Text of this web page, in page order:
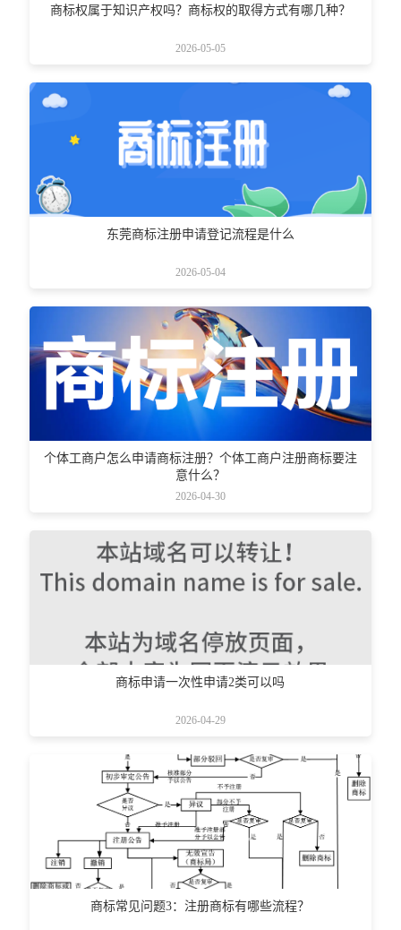
商标权属于知识产权吗？商标权的取得方式有哪几种？
2026-05-05
东莞商标注册申请登记流程是什么
2026-05-04
个体工商户怎么申请商标注册？个体工商户注册商标要注
意什么？
2026-04-30
商标申请一次性申请2类可以吗
2026-04-29
商标常见问题3：注册商标有哪些流程？